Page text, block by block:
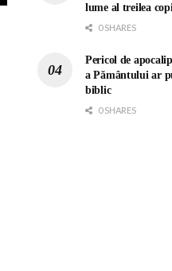
lume al treilea
0 SHARES
Pericol de
a Pământului ar
biblic
0 SHARES